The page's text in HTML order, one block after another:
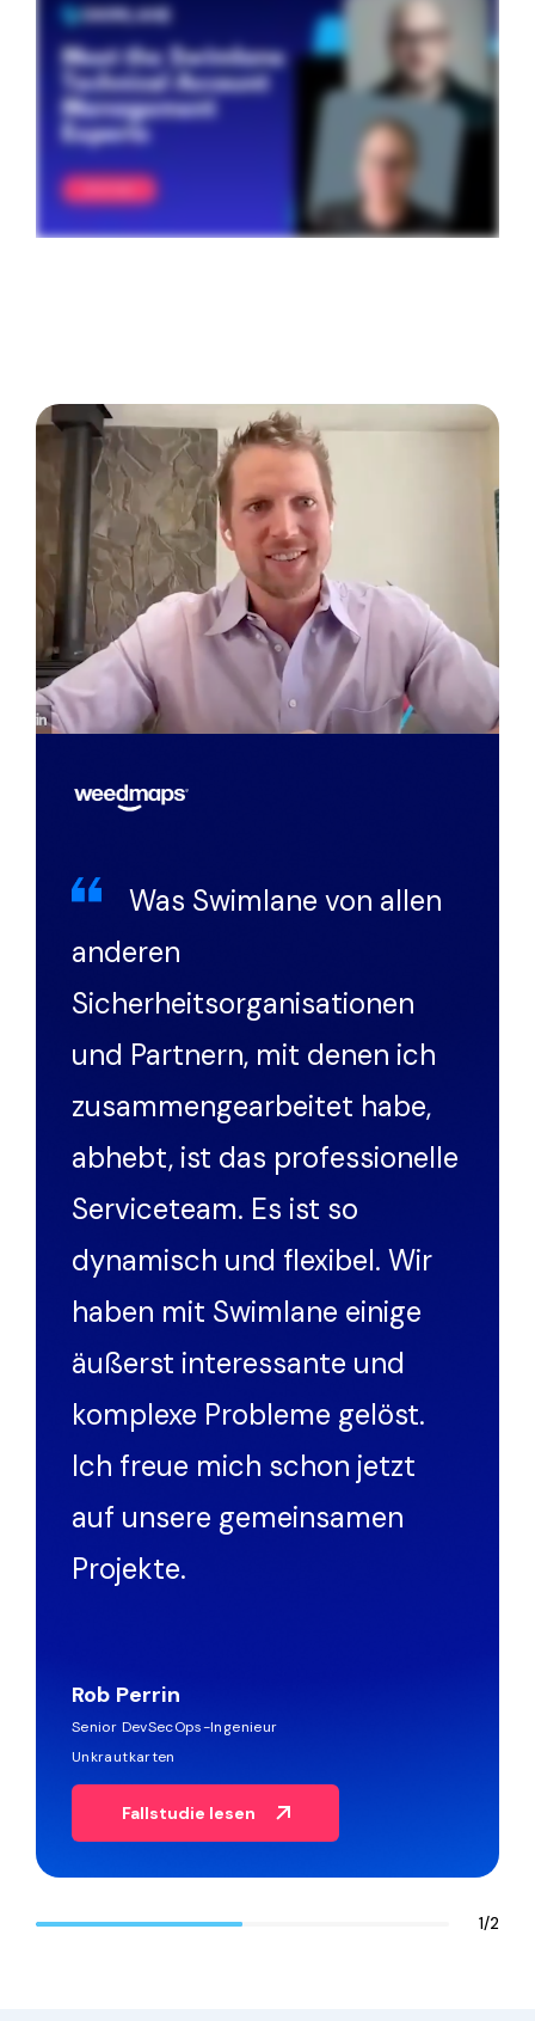
Was Swimlane von allen
anderen
Sicherheitsorganisationen
und Partnern, mit denen ich
zusammengearbeitet habe,
abhebt, ist das professionelle
Serviceteam. Es ist so
dynamisch und flexibel. Wir
haben mit Swimlane einige
äußerst interessante und
komplexe Probleme gelöst.
Ich freue mich schon jetzt
auf unsere gemeinsamen
Projekte.
Fallstudie lesen
Rob Perrin
Senior DevSecOps-Ingenieur
Unkrautkarten
1/2